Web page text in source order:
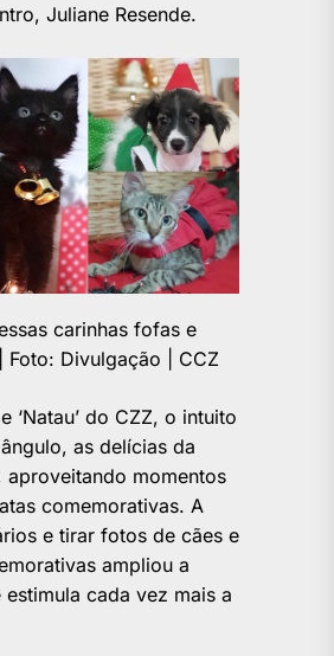
Juliane Resende.
carinhas fofas e
Foto: Divulgação | CCZ
‘Natau’ do CZZ, o intuito
as delícias da
aproveitando momentos
comemorativas. A
e tirar fotos de cães e
ampliou a
cada vez mais a